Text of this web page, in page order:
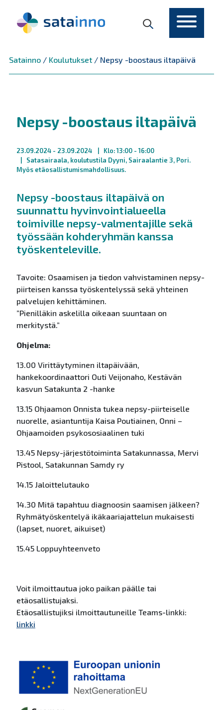
Satainno/ Koulutukset/ Nepsy -boostaus iltapäivä
Nepsy -boostaus iltapäivä
23.09.2024 - 23.09.2024
Klo: 13:00 - 16:00
Satasairaala, koulutustila Dyyni, Sairaalantie 3, Pori.
Myös etäosallistumismahdollisuus.
Nepsy -boostaus iltapäivä on
suunnattu hyvinvointialueella
toimiville nepsy-valmentajille sekä
työssään kohderyhmän kanssa
työskenteleville.
Tavoite: Osaamisen ja tiedon vahvistaminen nepsy-
piirteisen kanssa työskentelyssä sekä yhteinen
palvelujen kehittäminen.
”Pienilläkin askelilla oikeaan suuntaan on
merkitystä.”
Ohjelma:
13.00 Virittäytyminen iltapäivään,
hankekoordinaattori Outi Veijonaho, Kestävän
kasvun Satakunta 2 -hanke
13.15 Ohjaamon Onnista tukea nepsy-piirteiselle
nuorelle, asiantuntija Kaisa Poutiainen, Onni –
Ohjaamoiden psykososiaalinen tuki
13.45 Nepsy-järjestötoiminta Satakunnassa, Mervi
Pistool, Satakunnan Samdy ry
14.15 Jaloittelutauko
14.30 Mitä tapahtuu diagnoosin saamisen jälkeen?
Ryhmätyöskentelyä ikäkaariajattelun mukaisesti
(lapset, nuoret, aikuiset)
15.45 Loppuyhteenveto
Voit ilmoittautua joko paikan päälle tai
etäosallistujaksi.
Etäosallistujiksi ilmoittautuneille Teams-linkki:
linkki